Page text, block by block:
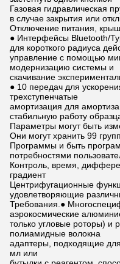
Газовая гидравлическая
в случае закрытия или
Отключение питания,
● Интерфейсы Bluetooth/
для короткого радиуса
управление с помощью
модернизацию системы и
скачивание
● 10 передач для
трехступенчатые
амортизация для
стабильную работу
Параметры могут быть
Они могут хранить 99 групп
Программы и быть
потребностями
Контроль, время,
градиент
Центрифугационные
удовлетворяющие
Требования.●
аэрокосмические
только угловые роторы) и
полиамидные волокна
адаптеры, подходящие
мл или